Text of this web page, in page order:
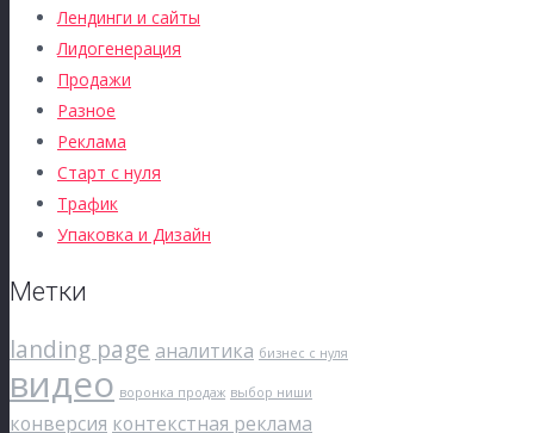
Лендинги и сайты
Лидогенерация
Продажи
Разное
Реклама
Старт с нуля
Трафик
Упаковка и Дизайн
Метки
landing page аналитика бизнес с нуля
видео воронка продаж выбор ниши
конверсия контекстная реклама